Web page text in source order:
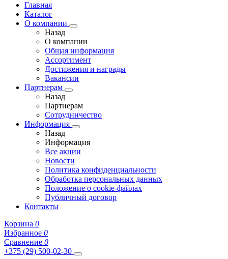
Главная
Каталог
О компании
Назад
О компании
Общая информация
Ассортимент
Достижения и награды
Вакансии
Партнерам
Назад
Партнерам
Сотрудничество
Информация
Назад
Информация
Все акции
Новости
Политика конфиденциальности
Обработка персональных данных
Положение о cookie-файлах
Публичный договор
Контакты
Корзина 0
Избранное 0
Сравнение 0
+375 (29) 500-02-30